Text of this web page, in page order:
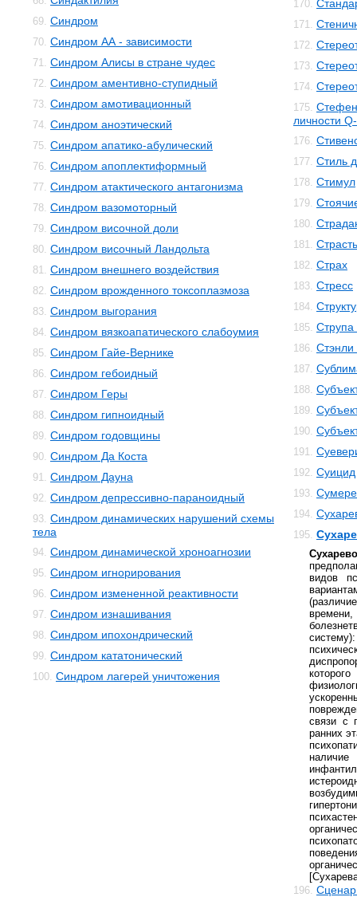
69. Синдром
70. Синдром АА - зависимости
71. Синдром Алисы в стране чудес
72. Синдром аментивно-ступидный
73. Синдром амотивационный
74. Синдром аноэтический
75. Синдром апатико-абулический
76. Синдром апоплектиформный
77. Синдром атактического антагонизма
78. Синдром вазомоторный
79. Синдром височной доли
80. Синдром височный Ландольта
81. Синдром внешнего воздействия
82. Синдром врожденного токсоплазмоза
83. Синдром выгорания
84. Синдром вязкоапатического слабоумия
85. Синдром Гайе-Вернике
86. Синдром гебоидный
87. Синдром Геры
88. Синдром гипноидный
89. Синдром годовщины
90. Синдром Да Коста
91. Синдром Дауна
92. Синдром депрессивно-параноидный
93. Синдром динамических нарушений схемы
тела
94. Синдром динамической хроноагнозии
95. Синдром игнорирования
96. Синдром измененной реактивности
97. Синдром изнашивания
98. Синдром ипохондрический
99. Синдром кататонический
100. Синдром лагерей уничтожения
170.
171.
172.
173.
174.
175.
личности
176.
177. Стиль
178. Стимул
179.
180.
181. Страсть
182. Страх
183. Стресс
184.
185.
186.
187.
188.
189.
190.
191.
192. Суицид
193.
194.
195.
видов
связи с
ранних
196.